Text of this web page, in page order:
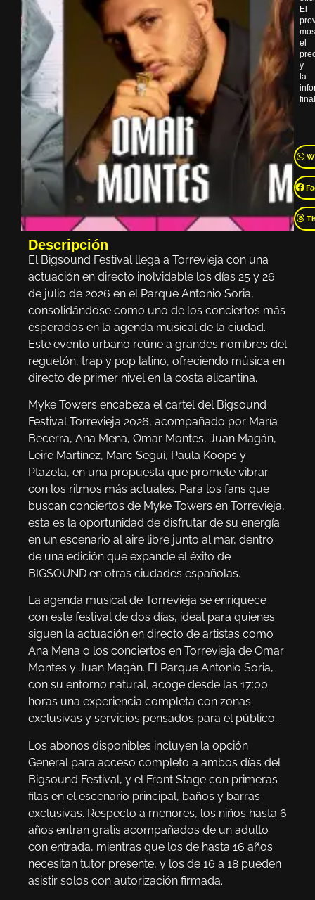
El
el
y
la
Descripción
El Bigsound Festival llega a Torrevieja con una
actuación en directo inolvidable los días 25 y 26
de julio de 2026 en el Parque Antonio Soria,
consolidándose como uno de los conciertos más
esperados en la agenda musical de la ciudad.
Este evento urbano reúne a grandes nombres del
reguetón, trap y pop latino, ofreciendo música en
directo de primer nivel en la costa alicantina.
Myke Towers encabeza el cartel del Bigsound
Festival Torrevieja 2026, acompañado por María
Becerra, Ana Mena, Omar Montes, Juan Magán,
Leire Martínez, Marc Seguí, Paula Koops y
Ptazeta, en una propuesta que promete vibrar
con los ritmos más actuales. Para los fans que
buscan conciertos de Myke Towers en Torrevieja,
esta es la oportunidad de disfrutar de su energía
en un escenario al aire libre junto al mar, dentro
de una edición que expande el éxito de
BIGSOUND en otras ciudades españolas.
La agenda musical de Torrevieja se enriquece
con este festival de dos días, ideal para quienes
siguen la actuación en directo de artistas como
Ana Mena o los conciertos en Torrevieja de Omar
Montes y Juan Magán. El Parque Antonio Soria,
con su entorno natural, acoge desde las 17:00
horas una experiencia completa con zonas
exclusivas y servicios pensados para el público.
Los abonos disponibles incluyen la opción
General para acceso completo a ambos días del
Bigsound Festival, y el Front Stage con primeras
filas en el escenario principal, baños y barras
exclusivas. Respecto a menores, los niños hasta 6
años entran gratis acompañados de un adulto
con entrada, mientras que los de hasta 16 años
necesitan tutor presente, y los de 16 a 18 pueden
asistir solos con autorización firmada.